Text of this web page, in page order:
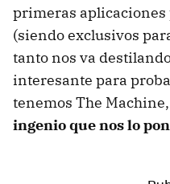
primeras
(siendo exclusivos
tanto nos va
interesante para
tenemos The Machine,
ingenio que nos lo